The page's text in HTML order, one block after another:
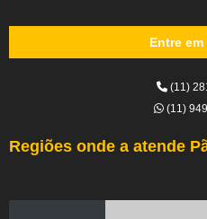
Entre
(11)
(11)
Regiões onde a atende